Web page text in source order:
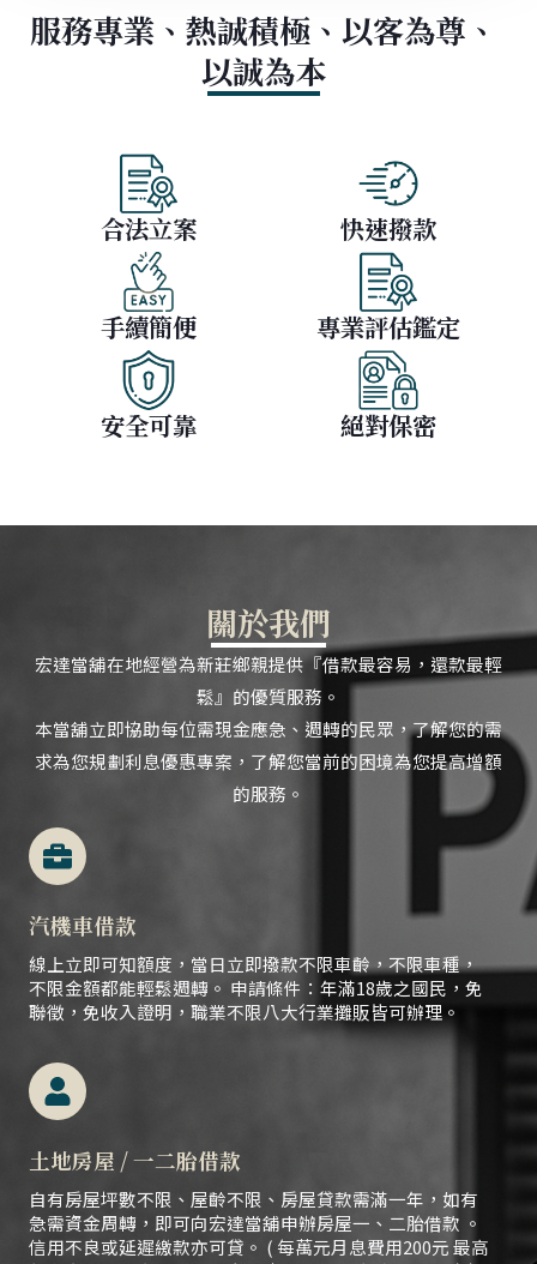
服務專業、熱誠積極、以客為尊、
以誠為本
合法立案 快速撥款
手續簡便 專業評估鑑定
安全可靠 絕對保密
關於我們
宏達當舖在地經營為新莊鄉親提供『借款最容易，還款最輕
鬆』的優質服務。
本當舖立即協助每位需現金應急、 週轉的民眾，了解您的需
求為您規劃利息優惠專案，了解您當前的困境為您提高增額
的服務。
汽機車借款
線上立即可知額度，當日立即撥款不限車齡，不限車種，
不限金額都能輕鬆週轉。 申請條件：年滿18歲之國民，免
聯徵，免收入證明，職業不限八大行業攤販皆可辦理。
土地房屋 / 一二胎借款
自有房屋坪數不限、屋齡不限、房屋貸款需滿一年，如有
急需資金周轉，即可向宏達當舖申辦房屋一、二胎借款 。
信用不良或延遲繳款亦可貸。 ( 每萬元月息費用200元 最高